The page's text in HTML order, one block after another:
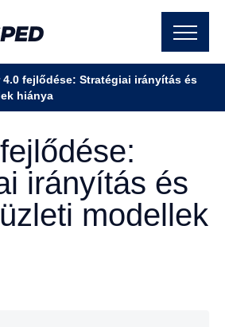
irányítás és
modellek
4.0 fejlődése: Stratégiai irányítás és
hiánya